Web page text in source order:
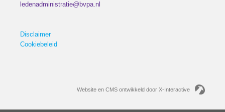
ledenadministratie@bvpa.nl
Disclaimer
Cookiebeleid
Website en CMS ontwikkeld door X-Interactive